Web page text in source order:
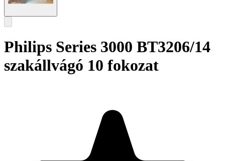
Philips Series 3000 BT3206/14
szakállvágó 10 fokozat